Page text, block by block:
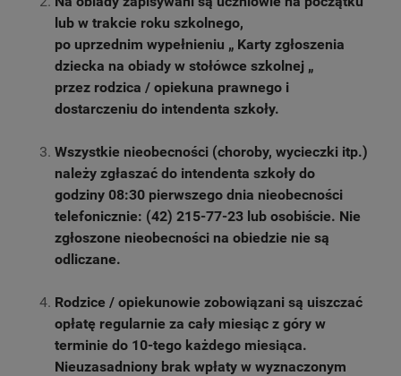
lub w trakcie roku szkolnego,
po uprzednim wypełnieniu „ Karty zgłoszenia
dziecka na obiady w stołówce szkolnej „
przez rodzica / opiekuna prawnego i
dostarczeniu do intendenta szkoły.
Wszystkie nieobecności (choroby, wycieczki itp.)
należy zgłaszać do intendenta szkoły do
godziny 08:30 pierwszego dnia nieobecności
telefonicznie: (42) 215-77-23 lub osobiście. Nie
zgłoszone nieobecności na obiedzie nie są
odliczane.
Rodzice / opiekunowie zobowiązani są uiszczać
opłatę regularnie za cały miesiąc z góry w
terminie do 10-tego każdego miesiąca.
Nieuzasadniony brak wpłaty w wyznaczonym